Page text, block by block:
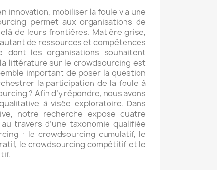
innovation, mobiliser la foule via une
permet aux organisations de
de leurs frontières. Matière grise,
de ressources et compétences
dont les organisations souhaitent
la littérature sur le crowdsourcing est
important de poser la question
la participation de la foule à
? Afin d’y répondre, nous avons
à visée exploratoire. Dans
notre recherche expose quatre
travers d’une taxonomie qualifiée
: le crowdsourcing cumulatif, le
le crowdsourcing compétitif et le